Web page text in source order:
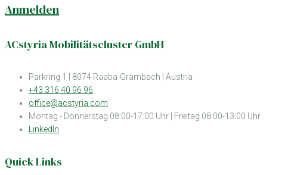
Anmelden
ACstyria Mobilitätscluster GmbH
Parkring 1 | 8074 Raaba-Grambach | Austria
+43 316 40 96 96
office@acstyria.com
Montag - Donnerstag 08:00-17:00 Uhr | Freitag 08:00-13:00 Uhr
LinkedIn
Quick Links